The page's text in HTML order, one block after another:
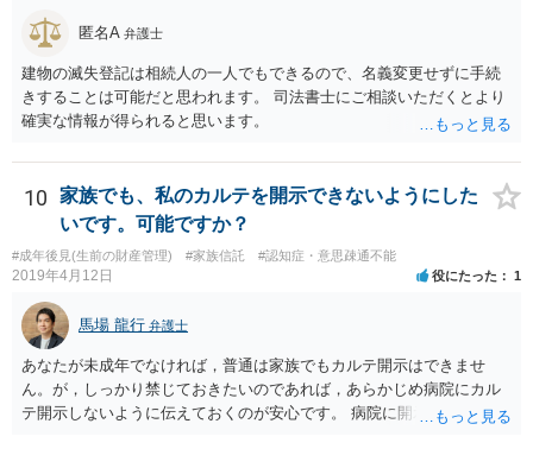
匿名A 弁護士
建物の滅失登記は相続人の一人でもできるので、名義変更せずに手続
きすることは可能だと思われます。 司法書士にご相談いただくとより
確実な情報が得られると思います。
10
家族でも、私のカルテを開示できないようにした
いです。可能ですか？
#成年後見(生前の財産管理) #家族信託 #認知症・意思疎通不能
2019年4月12日 役にたった 1
馬場 龍行 弁護士
あなたが未成年でなければ，普通は家族でもカルテ開示はできませ
ん。が，しっかり禁じておきたいのであれば，あらかじめ病院にカル
テ開示しないように伝えておくのが安心です。 病院に開示しないよう